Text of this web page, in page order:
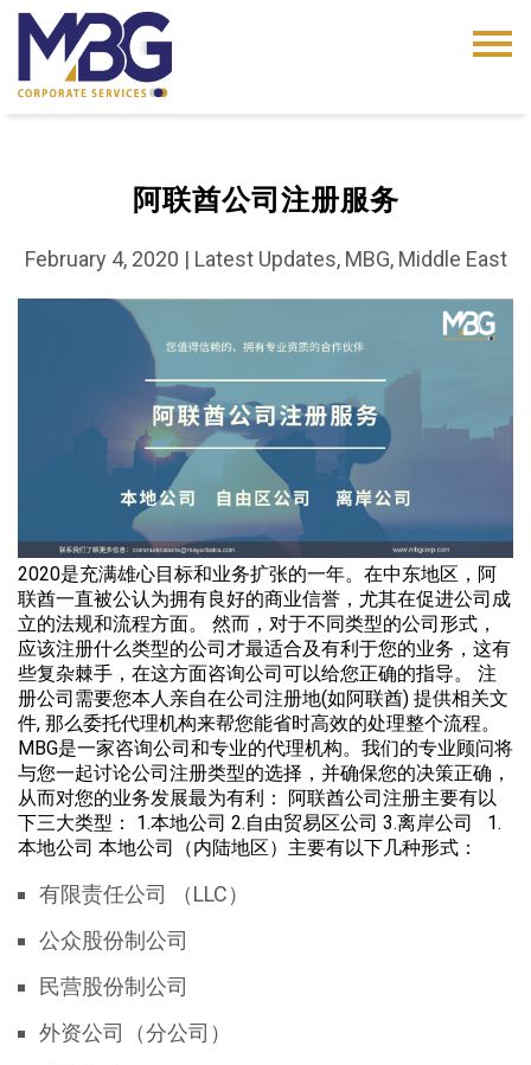
阿联酋公司注册服务
February 4, 2020 | Latest Updates, MBG, Middle East
2020是充满雄心目标和业务扩张的一年。在中东地区，阿
联酋一直被公认为拥有良好的商业信誉，尤其在促进公司成
立的法规和流程方面。 然而，对于不同类型的公司形式，
应该注册什么类型的公司才最适合及有利于您的业务，这有
些复杂棘手，在这方面咨询公司可以给您正确的指导。 注
册公司需要您本人亲自在公司注册地(如阿联酋) 提供相关文
件, 那么委托代理机构来帮您能省时高效的处理整个流程。
MBG是一家咨询公司和专业的代理机构。我们的专业顾问将
与您一起讨论公司注册类型的选择，并确保您的决策正确，
从而对您的业务发展最为有利： 阿联酋公司注册主要有以
下三大类型： 1.本地公司 2.自由贸易区公司 3.离岸公司 1.
本地公司 本地公司（内陆地区）主要有以下几种形式：
有限责任公司 （LLC）
公众股份制公司
民营股份制公司
外资公司（分公司）